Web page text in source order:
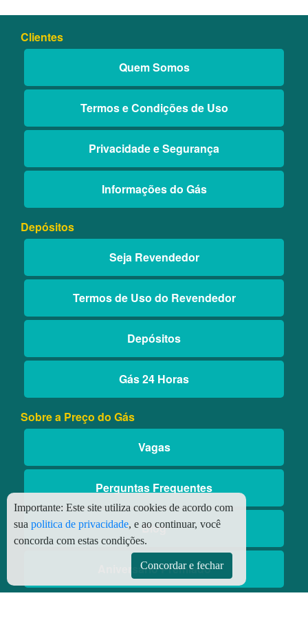
Clientes
Quem Somos
Termos e Condições de Uso
Privacidade e Segurança
Informações do Gás
Depósitos
Seja Revendedor
Termos de Uso do Revendedor
Depósitos
Gás 24 Horas
Sobre a Preço do Gás
Vagas
Perguntas Frequentes
Blog
Aniversário Premiado
Importante: Este site utiliza cookies de acordo com
sua politica de privacidade, e ao continuar, você
concorda com estas condições.
Concordar e fechar